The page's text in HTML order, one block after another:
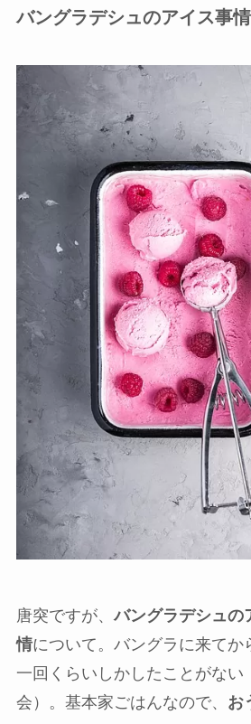
バングラデシュのアイス事情
唐突ですが、バングラデシュの
情について。バングラに来てか
一回くらいしかしたことがない
会）。基本家ごはんなので、 お